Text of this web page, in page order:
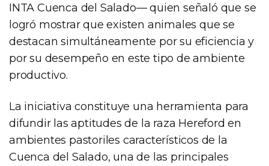
INTA Cuenca del Salado— quien señaló que se
logró mostrar que existen animales que se
destacan simultáneamente por su eficiencia y
por su desempeño en este tipo de ambiente
productivo.
La iniciativa constituye una herramienta para
difundir las aptitudes de la raza Hereford en
ambientes pastoriles característicos de la
Cuenca del Salado, una de las principales